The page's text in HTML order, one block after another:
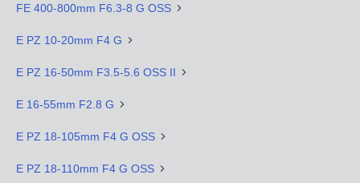
FE 400-800mm F6.3-8 G OSS
E PZ 10-20mm F4 G
E PZ 16-50mm F3.5-5.6 OSS II
E 16-55mm F2.8 G
E PZ 18-105mm F4 G OSS
E PZ 18-110mm F4 G OSS